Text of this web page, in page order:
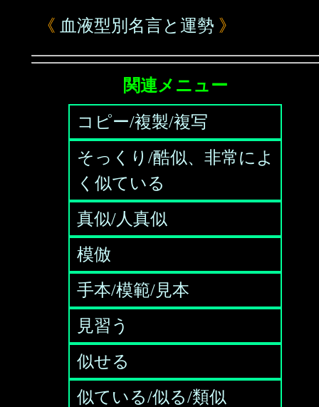
《 血液型別名言と運勢 》
関連メニュー
コピー/複製/複写
そっくり/酷似、非常によ
く似ている
真似/人真似
模倣
手本/模範/見本
見習う
似せる
似ている/似る/類似